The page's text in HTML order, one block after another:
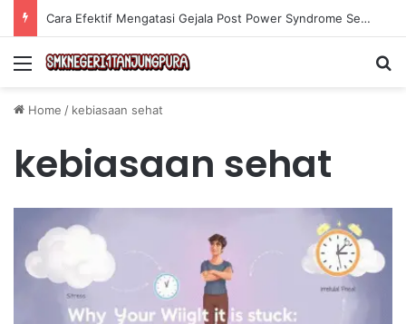
Cara Efektif Mengatasi Gejala Post Power Syndrome Setelah Pensiun Kerja
Menu
Home / kebiasaan sehat
kebiasaan sehat